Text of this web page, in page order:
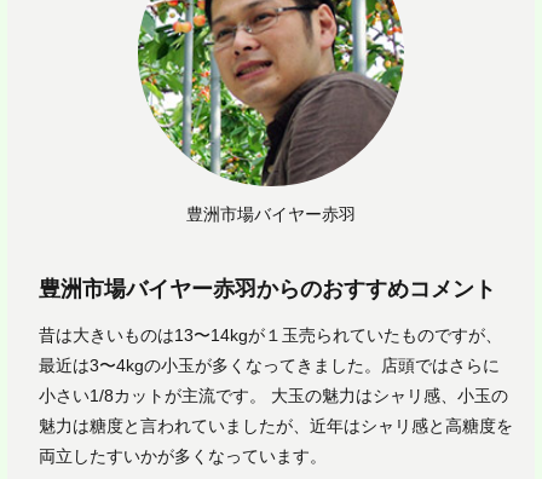
豊洲市場バイヤー赤羽
豊洲市場バイヤー赤羽からのおすすめコメント
昔は大きいものは13〜14kgが１玉売られていたものですが、
最近は3〜4kgの小玉が多くなってきました。店頭ではさらに
小さい1/8カットが主流です。 大玉の魅力はシャリ感、小玉の
魅力は糖度と言われていましたが、近年はシャリ感と高糖度を
両立したすいかが多くなっています。